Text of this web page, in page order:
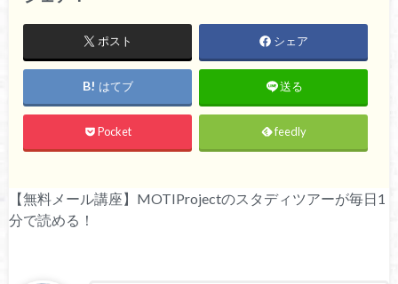
ポスト シェア
はてブ 送る
Pocket feedly
【無料メール講座】MOTIProjectのスタディツアーが毎日1
分で読める！